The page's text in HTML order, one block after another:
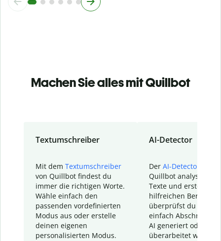
Machen Sie alles mit Quillbot
Textumschreiber
Mit dem Textumschreiber
von Quillbot findest du
immer die richtigen Worte.
Wähle einfach den
passenden vordefinierten
Modus aus oder erstelle
deinen eigenen
personalisierten Modus.
AI-Detector
Der AI-Detector
Quillbot analysiert
Texte und erstellt
hilfreichen Bericht.
überprüfst du
einfach Abschnitte,
AI generiert oder
überarbeitet wurden.